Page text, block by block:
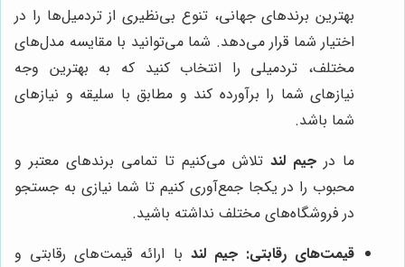
بهترین برندهای جهانی، تنوع بی‌نظیری از تردمیل‌ها را در
اختیار شما قرار می‌دهد. شما می‌توانید با مقایسه مدل‌های
مختلف، تردمیلی را انتخاب کنید که به بهترین وجه
نیازهای شما را برآورده کند و مطابق با سلیقه و نیازهای
شما باشد.
ما در جیم لند تلاش می‌کنیم تا تمامی برندهای معتبر و
محبوب را در یکجا جمع‌آوری کنیم تا شما نیازی به جستجو
در فروشگاه‌های مختلف نداشته باشید.
قیمت‌های رقابتی: جیم لند با ارائه قیمت‌های رقابتی و